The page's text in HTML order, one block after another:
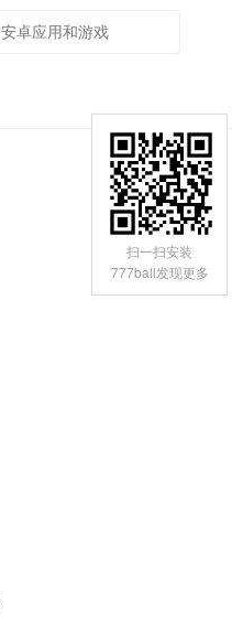
扫一扫安装
777ball发现更多